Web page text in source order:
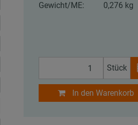
Gewicht/ME:
0,276 kg
Stück
In den Warenkorb